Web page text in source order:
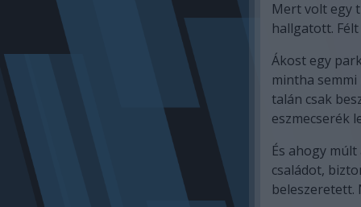
Mert volt egy
hallgatott.
Ákost egy
mintha
talán csak
eszmecserék
És ahogy
családot,
beleszeretett.